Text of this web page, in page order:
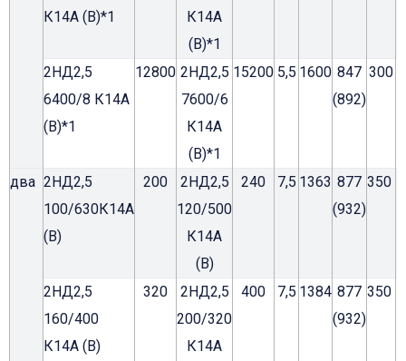
К14А (В)*1
К14А
(В)*1
2НД2,5
6400/8 К14А
(В)*1
12800 2НД2,5
7600/6
К14А
(В)*1
15200 5,5 1600 847
(892)
300
два 2НД2,5
100/630К14А
(В)
200
2НД2,5
120/500
К14А
(В)
240 7,5 1363 877
(932)
350
2НД2,5
160/400
К14А (В)
320
2НД2,5
200/320
К14А
400 7,5 1384 877
(932)
350